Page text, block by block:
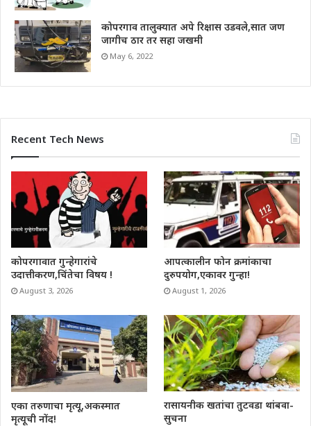
कोपरगाव तालुक्यात अपे रिक्षास उडवले,सात जण
जागीच ठार तर सहा जखमी
May 6, 2022
Recent Tech News
कोपरगावात गुन्हेगारांचे
उदात्तीकरण,चिंतेचा विषय !
August 3, 2026
आपत्कालीन फोन क्रमांकाचा
दुरुपयोग,एकावर गुन्हा!
August 1, 2026
एका तरुणाचा मृत्यू,अकस्मात
मृत्यूची नोंद!
रासायनीक खतांचा तुटवडा थांबवा-
सुचना